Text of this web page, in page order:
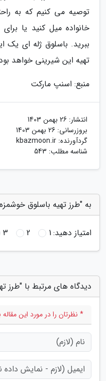
توصیه می کنیم که به
خانواده میل کنید یا برای
ببرید. باسلوق ژله ای یک
تهیه این شیرینی خواهد
منبع: اسنپ مارکت
انتشار: 26 بهمن 1403
بروزرسانی: 26 بهمن 1403
گردآورنده: kbazmoon.ir
شناسه مطلب: 543
به "طرز تهیه باسلوق
امتیاز دهید:1
2
3
دیدگاه های مرتبط با "طرز
* نظرتان را در مورد این مقاله